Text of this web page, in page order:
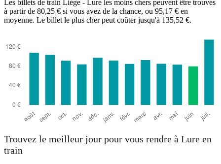
Lure
Les billets de train Liège - Lure les moins chers peuvent être trouvés
à partir de 80,25 € si vous avez de la chance, ou 95,17 € en
moyenne. Le billet le plus cher peut coûter jusqu'à 135,52 €.
Trouvez le meilleur jour pour vous rendre à Lure en
train